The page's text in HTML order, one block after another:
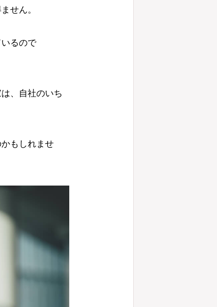
せん。
るので
、自社のいち
もしれませ